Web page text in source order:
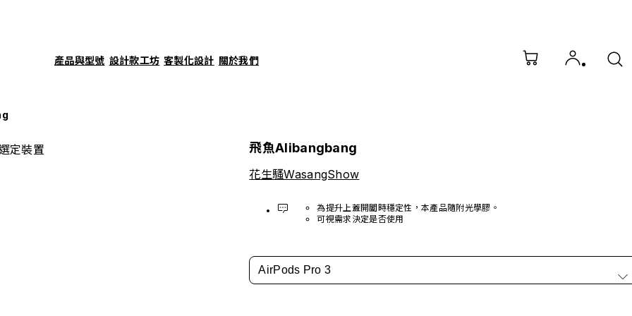
產品與型號 設計款工坊 客製化設計 關於我們
定裝置 飛魚Alibangbang
花生騷WasangShow
為提升上蓋開闔時穩定性，本產品隨附光學膠。
可視需求決定是否使用
AirPods Pro 3